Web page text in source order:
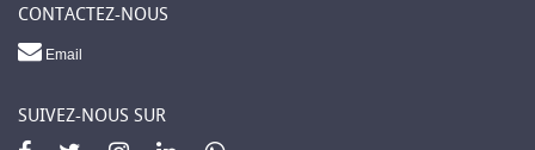
CONTACTEZ-NOUS
Email
SUIVEZ-NOUS SUR